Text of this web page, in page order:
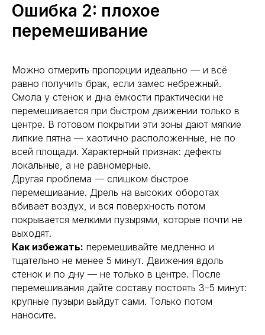
Ошибка 2: плохое
перемешивание
Можно отмерить пропорции идеально — и всё
равно получить брак, если замес небрежный.
Смола у стенок и дна ёмкости практически не
перемешивается при быстром движении только в
центре. В готовом покрытии эти зоны дают мягкие
липкие пятна — хаотично расположенные, не по
всей площади. Характерный признак: дефекты
локальные, а не равномерные.
Другая проблема — слишком быстрое
перемешивание. Дрель на высоких оборотах
вбивает воздух, и вся поверхность потом
покрывается мелкими пузырями, которые почти не
выходят.
Как избежать: перемешивайте медленно и
тщательно не менее 5 минут. Движения вдоль
стенок и по дну — не только в центре. После
перемешивания дайте составу постоять 3–5 минут:
крупные пузыри выйдут сами. Только потом
наносите.